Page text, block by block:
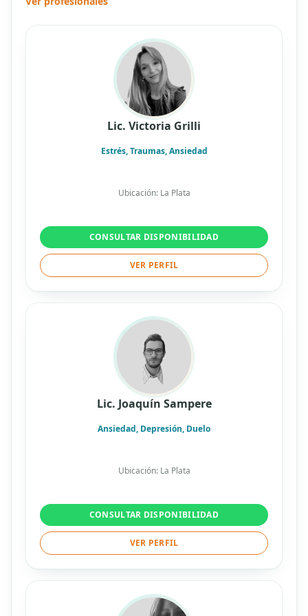
Lic. Victoria Grilli
Estrés, Traumas, Ansiedad
Ubicación: La Plata
CONSULTAR DISPONIBILIDAD
VER PERFIL
Lic. Joaquín Sampere
Ansiedad, Depresión, Duelo
Ubicación: La Plata
CONSULTAR DISPONIBILIDAD
VER PERFIL